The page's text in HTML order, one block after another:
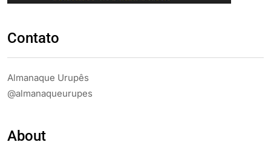
Contato
Almanaque Urupês
@almanaqueurupes
About